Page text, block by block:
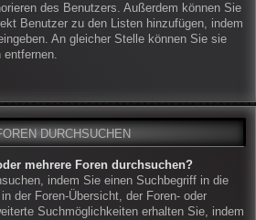
des Benutzers. Außerdem können Sie
Benutzer zu den Listen hinzufügen, indem
An gleicher Stelle können Sie sie
entfernen.
DURCHSUCHEN
mehrere Foren durchsuchen?
indem Sie einen Suchbegriff in die
der Foren-Übersicht, der Foren- oder
Suchmöglichkeiten erhalten Sie, indem